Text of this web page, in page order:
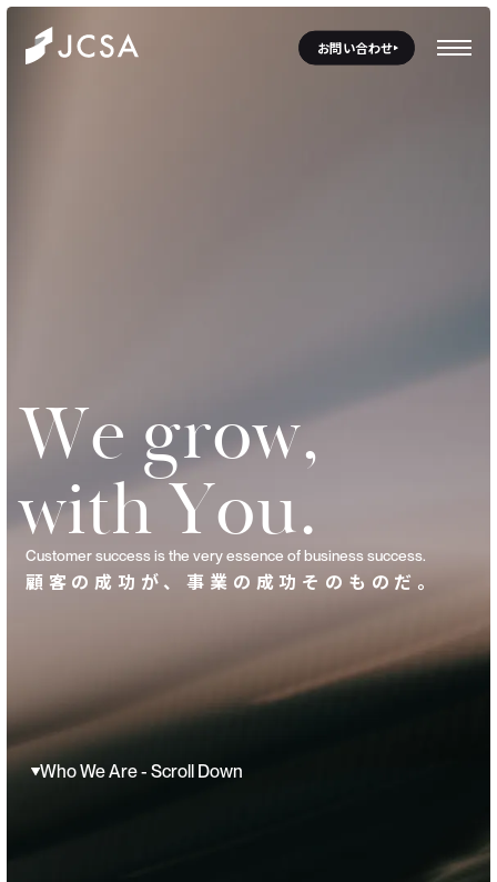
お問い合わせ
We grow,
withYou.
Customer success is the very essence of business success.
顧客の成功が、事業の成功そのものだ。
Who We Are - Scroll Down